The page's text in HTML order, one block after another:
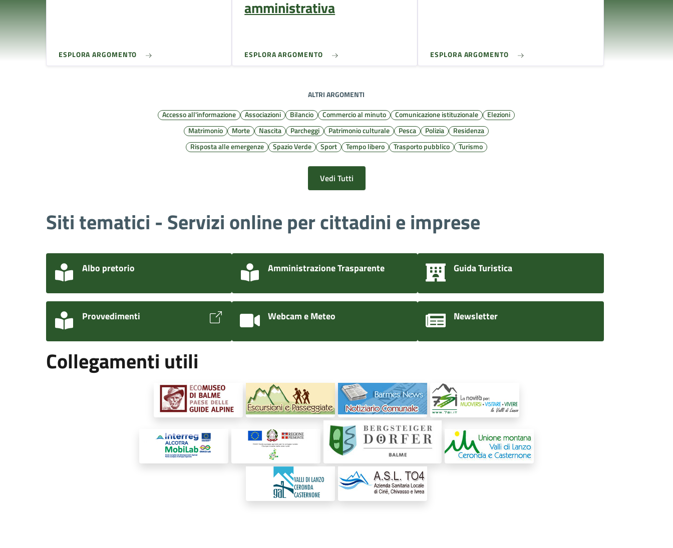
ESPLORA ARGOMENTO
amministrativa
ESPLORA ARGOMENTO ESPLORA ARGOMENTO
ALTRI ARGOMENTI
Accesso all'informazione
Associazioni Bilancio Commercio al minuto Comunicazione istituzionale
Elezioni
Matrimonio
Morte Nascita Parcheggi Patrimonio culturale Pesca Polizia
Residenza
Risposta alle emergenze
Spazio Verde Sport Tempo libero Trasporto pubblico Turismo
Vedi Tutti
Siti tematici - Servizi online per cittadini e imprese
Albo pretorio Amministrazione Trasparente Guida Turistica
Provvedimenti Webcam e Meteo Newsletter
Collegamenti utili